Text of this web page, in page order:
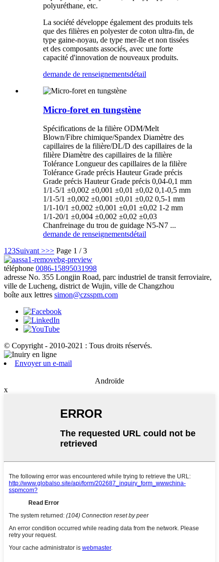
polyuréthane, etc.
La société développe également des produits tels
que des filières en polyester de coton ultra-fin, de
type gaine-noyau, de type mer-île et non tissées
et des composants associés, avec une forte
capacité d'innovation de nouveaux produits.
demande de renseignementsdétail
Micro-foret en tungstène
Spécifications de la filière ODM/Melt
Blown/Fibre chimique/Spandex Diamètre des
capillaires de la filière/DL/D des capillaires de la
filière Diamètre des capillaires de la filière
Tolérance Longueur des capillaires de la filière
Tolérance Grade précis Hauteur Grade précis
Grade précis Hauteur Grade précis 0,04-0,1 mm
1/1-5/1 ±0,002 ±0,001 ±0,01 ±0,02 0,1-0,5 mm
1/1-5/1 ±0,002 ±0,001 ±0,01 ±0,02 0,5-1 mm
1/1-10/1 ±0,002 ±0,001 ±0,01 ±0,02 1-2 mm
1/1-20/1 ±0,004 ±0,002 ±0,02 ±0,03
Chanfreinage du trou de guidage N5-N7 ...
demande de renseignementsdétail
123Suivant >>> Page 1 / 3
téléphone 0086-15895031998
adresse No. 355 Longjin Road, parc industriel de transit ferroviaire,
ville de Lucheng, district de Wujin, ville de Changzhou
boîte aux lettres simon@czsspm.com
© Copyright - 2010-2021 : Tous droits réservés.
Envoyer un e-mail
Androïde
x